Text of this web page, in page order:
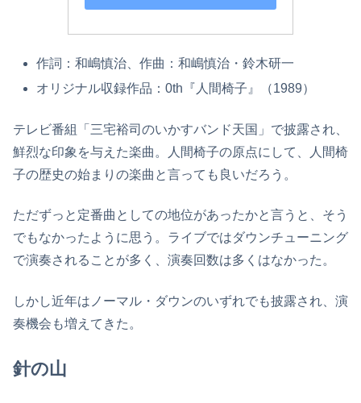
作詞：和嶋慎治、作曲：和嶋慎治・鈴木研一
オリジナル収録作品：0th『人間椅子』（1989）
テレビ番組「三宅裕司のいかすバンド天国」で披露され、
鮮烈な印象を与えた楽曲。人間椅子の原点にして、人間椅
子の歴史の始まりの楽曲と言っても良いだろう。
ただずっと定番曲としての地位があったかと言うと、そう
でもなかったように思う。ライブではダウンチューニング
で演奏されることが多く、演奏回数は多くはなかった。
しかし近年はノーマル・ダウンのいずれでも披露され、演
奏機会も増えてきた。
針の山